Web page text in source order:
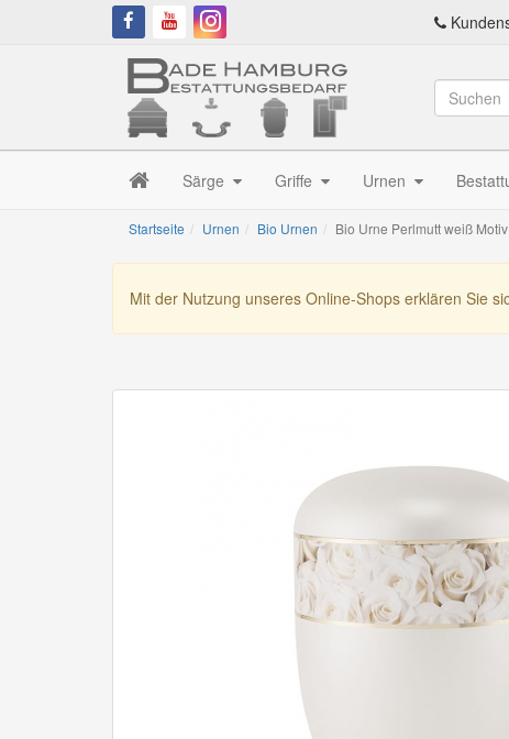
Särge Griffe Urnen
Startseite Urnen Bio Urnen Bio Urne Perlmutt weiß
Mit der Nutzung unseres Online-Shops erklären Sie